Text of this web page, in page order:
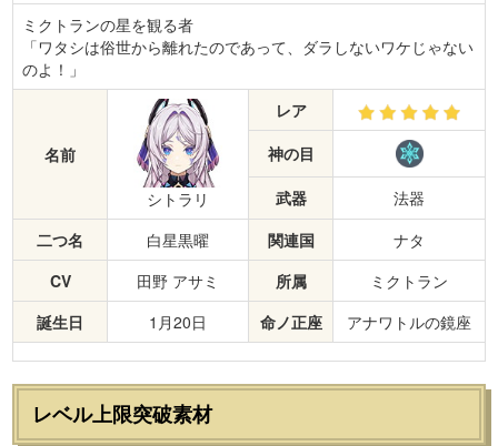
ミクトランの星を観る者
「ワタシは俗世から離れたのであって、ダラしないワケじゃない
のよ！」
名前
シトラリ
レア
神の目
武器
法器
二つ名
白星黒曜 関連国
ナタ
CV
田野 アサミ 所属
ミクトラン
誕生日
1月20日 命ノ正座 アナワトルの鏡座
レベル上限突破素材